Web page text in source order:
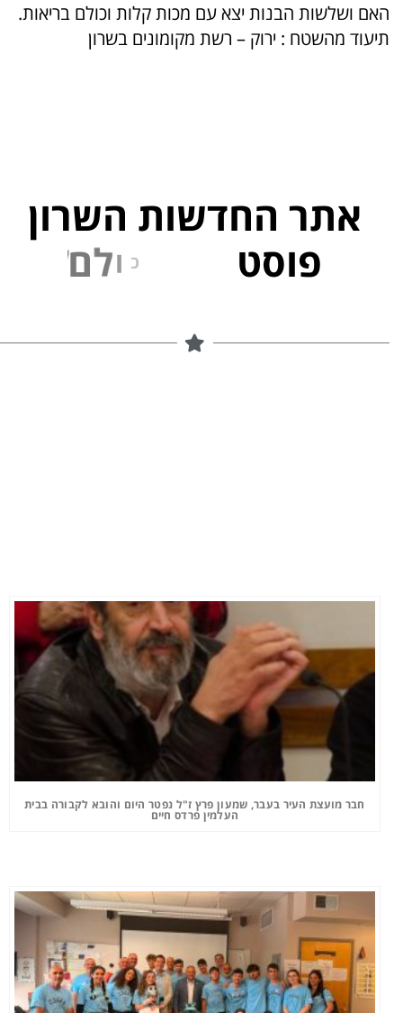
האם ושלשות הבנות יצא עם מכות קלות וכולם בריאות.
תיעוד מהשטח : ירוק – רשת מקומונים בשרון
אתר החדשות השרון
פוסט
חבר מועצת העיר בעבר, שמעון פרץ ז"ל נפטר היום והובא לקבורה בבית
העלמין פרדס חיים